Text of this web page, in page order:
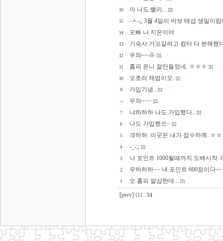
16 아 나도 빨리... [2]
15 -ㅅ-;; 3월 4일이 바보 태섭 생일이랍
14 오빠 나 지은이야
13 기숙사 가꼬갈려고 컴터 다 분해했
12 우와~~-0- [1]
11 홈피 욘니 잘만들었네..ㅎㅎㅎ [1]
10 오호라 제법이오. [1]
9 가입기념.. [1]
우와~~~ [2]
7 냐하하하 나도 가입했다.. [1]
6 나도 가입했으~ [1]
5 크하하..이곳은 내가 접수하께..ㅎㅎ
4 -_-;; [1]
3 나 포인트 1000될때까지 도배시작 -
2 우하하하~~ 내 포인트 600점이다~~
1 오 홈피 깔삼한데... [1]
[prev] [1] 51